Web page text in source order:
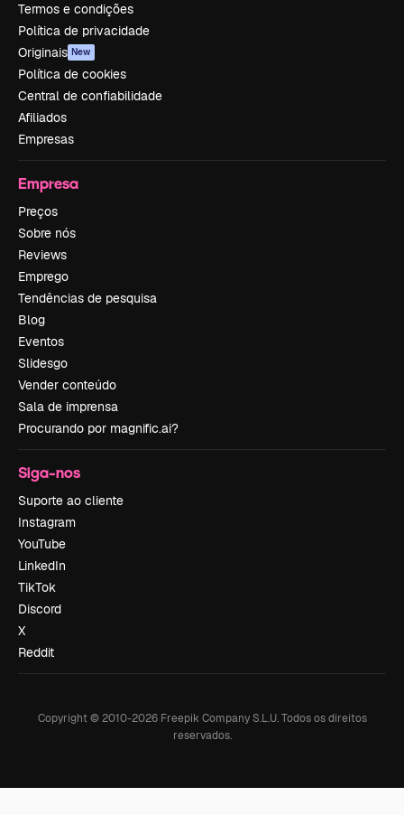
Termos e condições
Política de privacidade
Originais New
Política de cookies
Central de confiabilidade
Afiliados
Empresas
Empresa
Preços
Sobre nós
Reviews
Emprego
Tendências de pesquisa
Blog
Eventos
Slidesgo
Vender conteúdo
Sala de imprensa
Procurando por magnific.ai?
Siga-nos
Suporte ao cliente
Instagram
YouTube
LinkedIn
TikTok
Discord
X
Reddit
Copyright © 2010-2026Freepik Company S.L.U. Todos os direitos
reservados.